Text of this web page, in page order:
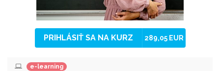
PRIHLÁSIŤ SA NA KURZ 289,05 EUR
e-learning